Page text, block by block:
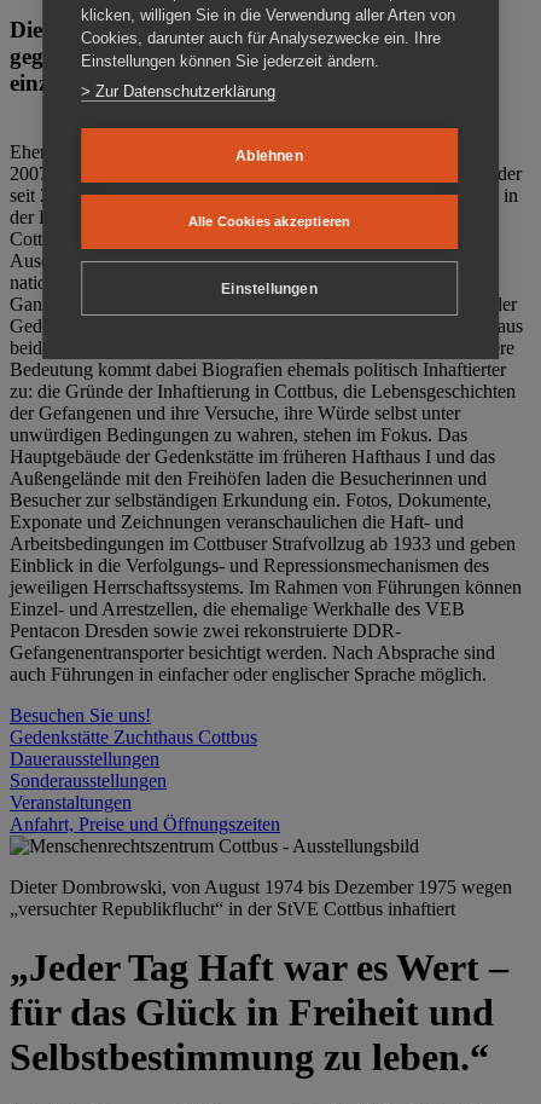
Die Gedenkstätte Zuchthaus Cottbus ist ein Ort
gegen das Vergessen. Anschaulich, nah und
einzigartig.
Ehemalige politische Häftlinge der DDR gründeten im Oktober
2007 den Verein Menschenrechtszentrum Cottbus e. V. (MRZ), der
seit 2011 Eigentümer des ehemaligen Gefängnisses (1860-2002) in
der Bautzener Straße und Träger der Gedenkstätte Zuchthaus
Cottbus ist. Im Zentrum der Arbeit der Gedenkstätte steht die
Auseinandersetzung mit politischem Unrecht während der
nationalsozialistischen Terrorherrschaft und der SED-Diktatur.
Ganzjährig zeigen mehrere Dauer- und Sonderausstellungen in der
Gedenkstätte Zuchthaus Cottbus Beispiele politischen Unrechts aus
beiden deutschen Diktaturen des 20. Jahrhunderts. Eine besondere
Bedeutung kommt dabei Biografien ehemals politisch Inhaftierter
zu: die Gründe der Inhaftierung in Cottbus, die Lebensgeschichten
der Gefangenen und ihre Versuche, ihre Würde selbst unter
unwürdigen Bedingungen zu wahren, stehen im Fokus. Das
Hauptgebäude der Gedenkstätte im früheren Hafthaus I und das
Außengelände mit den Freihöfen laden die Besucherinnen und
Besucher zur selbständigen Erkundung ein. Fotos, Dokumente,
Exponate und Zeichnungen veranschaulichen die Haft- und
Arbeitsbedingungen im Cottbuser Strafvollzug ab 1933 und geben
Einblick in die Verfolgungs- und Repressionsmechanismen des
jeweiligen Herrschaftssystems. Im Rahmen von Führungen können
Einzel- und Arrestzellen, die ehemalige Werkhalle des VEB
Pentacon Dresden sowie zwei rekonstruierte DDR-
Gefangenentransporter besichtigt werden. Nach Absprache sind
auch Führungen in einfacher oder englischer Sprache möglich.
Besuchen Sie uns!
Gedenkstätte Zuchthaus Cottbus
Dauerausstellungen
Sonderausstellungen
Veranstaltungen
Anfahrt, Preise und Öffnungszeiten
Dieter Dombrowski, von August 1974 bis Dezember 1975 wegen
„versuchter Republikflucht“ in der StVE Cottbus inhaftiert
„Jeder Tag Haft war es Wert –
für das Glück in Freiheit und
Selbstbestimmung zu leben.“
klicken, willigen Sie in die Verwendung aller Arten von
Cookies, darunter auch für Analysezwecke ein. Ihre
Einstellungen können Sie jederzeit ändern.
> Zur Datenschutzerklärung
Ablehnen
Alle Cookies akzeptieren
Einstellungen